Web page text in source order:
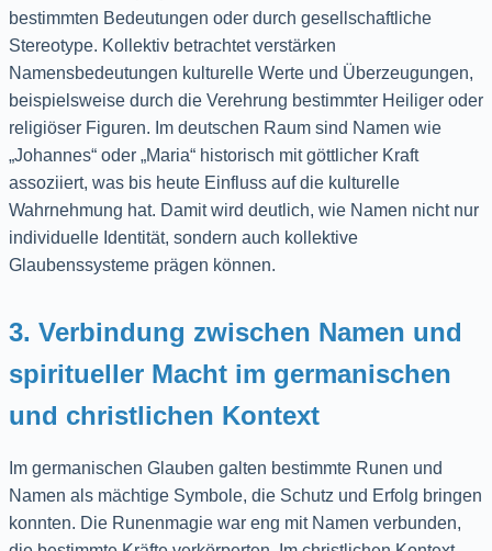
bestimmten Bedeutungen oder durch gesellschaftliche
Stereotype. Kollektiv betrachtet verstärken
Namensbedeutungen kulturelle Werte und Überzeugungen,
beispielsweise durch die Verehrung bestimmter Heiliger oder
religiöser Figuren. Im deutschen Raum sind Namen wie
„Johannes“ oder „Maria“ historisch mit göttlicher Kraft
assoziiert, was bis heute Einfluss auf die kulturelle
Wahrnehmung hat. Damit wird deutlich, wie Namen nicht nur
individuelle Identität, sondern auch kollektive
Glaubenssysteme prägen können.
3. Verbindung zwischen Namen und
spiritueller Macht im germanischen
und christlichen Kontext
Im germanischen Glauben galten bestimmte Runen und
Namen als mächtige Symbole, die Schutz und Erfolg bringen
konnten. Die Runenmagie war eng mit Namen verbunden,